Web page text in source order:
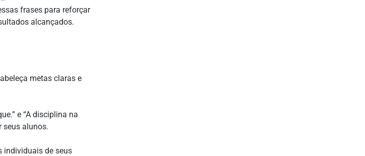
frases para reforçar
alcançados.
metas claras e
e “A disciplina na
seus alunos.
individuais de seus